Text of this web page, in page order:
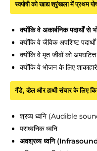
स्वपोषी को खाद्य श्रृंखला में प्रथम
क्योंकि वे अकार्बनिक पदार्थों से
क्योंकि वे जैविक अपशिष्ट
क्योंकि वे मृत जीवों को
क्योंकि वे भोजन के लिए
गैंडे, व्हेल और हाथी संचार के लिए
श्रव्य ध्वनि (Audible
पराध्वनिक ध्वनि
अवश्रव्य ध्वनि